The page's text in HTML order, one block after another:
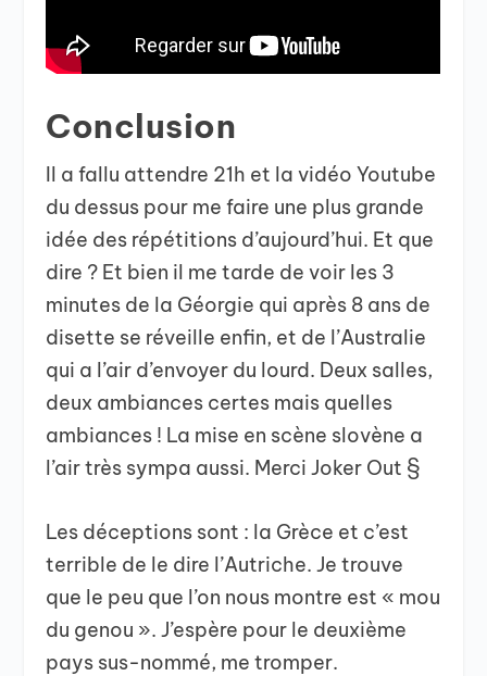
Conclusion
Il a fallu attendre 21h et la vidéo Youtube
du dessus pour me faire une plus grande
idée des répétitions d’aujourd’hui. Et que
dire ? Et bien il me tarde de voir les 3
minutes de la Géorgie qui après 8 ans de
disette se réveille enfin, et de l’Australie
qui a l’air d’envoyer du lourd. Deux salles,
deux ambiances certes mais quelles
ambiances ! La mise en scène slovène a
l’air très sympa aussi. Merci Joker Out §
Les déceptions sont : la Grèce et c’est
terrible de le dire l’Autriche. Je trouve
que le peu que l’on nous montre est « mou
du genou ». J’espère pour le deuxième
pays sus-nommé, me tromper.